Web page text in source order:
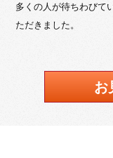
多くの人が待ちわびて
ただきました。
お